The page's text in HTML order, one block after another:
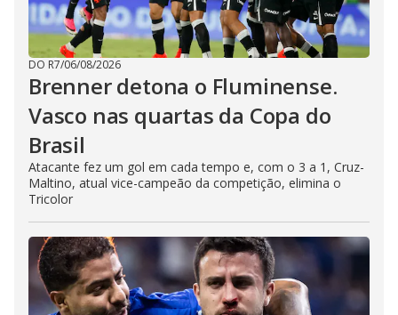
DO R7/06/08/2026
Brenner detona o Fluminense.
Vasco nas quartas da Copa do
Brasil
Atacante fez um gol em cada tempo e, com o 3 a 1, Cruz-
Maltino, atual vice-campeão da competição, elimina o
Tricolor